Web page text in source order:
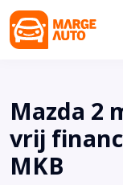
Mazda 2
vrij
MKB